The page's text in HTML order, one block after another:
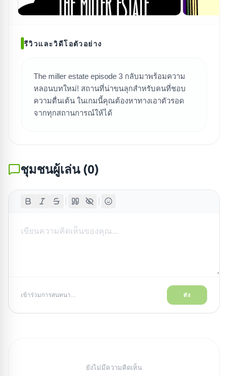
ค้นหาเกม
รีวิวและวิดีโอตัวอย่าง
The miller estate episode 3 กลับมาพร้อมความ
หลอนบทใหม่! สถานที่น่าขนลุกสำหรับคนที่ชอบ
ความตื่นเต้น ในเกมนี้คุณต้องหาทางเอาตัวรอด
จากทุกสถานการณ์ให้ได้
ชุมชนผู้เล่น(0)
เข้าร่วมการสนทนา... ส่ง
ยังไม่มีความคิดเห็น